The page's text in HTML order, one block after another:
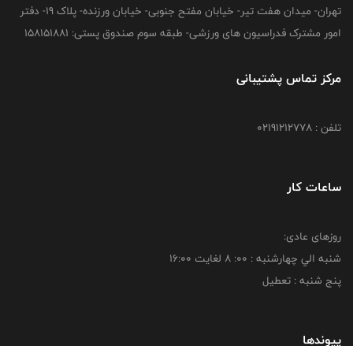
تهران- میدان هفت تیر- خیابان مفتح جنوبی- خیابان ورزنده- پلاک 19- دفتر
امور مشترک فدراسیون های ورزشی- طبقه سوم صندوق پستی: 158151881
مرکز تماس پشتیبانی
تلفن : 02191212778
ساعات کار
روزهای عادی:
شنبه الي چهارشنبه : 00: 8 لغايت 16:00
پنج شنبه : تعطیل
پیوندها